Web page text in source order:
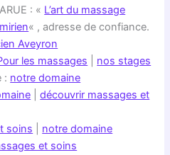
: « L’art du massage
« , adresse de confiance.
Aveyron
les massages
nos stages
: notre domaine
|découvrir massages et
soins
notre domaine
et soins